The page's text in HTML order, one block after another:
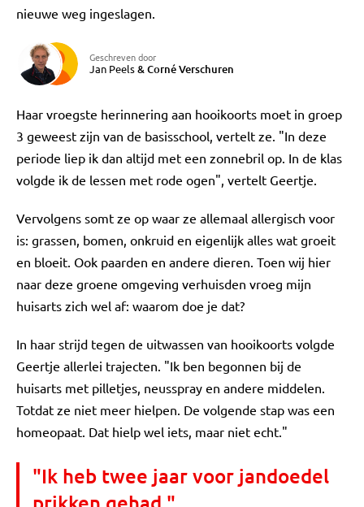
nieuwe weg ingeslagen.
Geschreven door
Jan Peels&Corné Verschuren
Haar vroegste herinnering aan hooikoorts moet in groep
3 geweest zijn van de basisschool, vertelt ze. "In deze
periode liep ik dan altijd met een zonnebril op. In de klas
volgde ik de lessen met rode ogen", vertelt Geertje.
Vervolgens somt ze op waar ze allemaal allergisch voor
is: grassen, bomen, onkruid en eigenlijk alles wat groeit
en bloeit. Ook paarden en andere dieren. Toen wij hier
naar deze groene omgeving verhuisden vroeg mijn
huisarts zich wel af: waarom doe je dat?
In haar strijd tegen de uitwassen van hooikoorts volgde
Geertje allerlei trajecten. "Ik ben begonnen bij de
huisarts met pilletjes, neusspray en andere middelen.
Totdat ze niet meer hielpen. De volgende stap was een
homeopaat. Dat hielp wel iets, maar niet echt."
"Ik heb twee jaar voor jandoedel